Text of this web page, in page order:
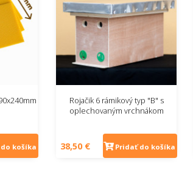
košíka
Rojačik 6 rámikový typ "B" s
oplechovaným vrchnákom
38,50 € Pridať do košíka